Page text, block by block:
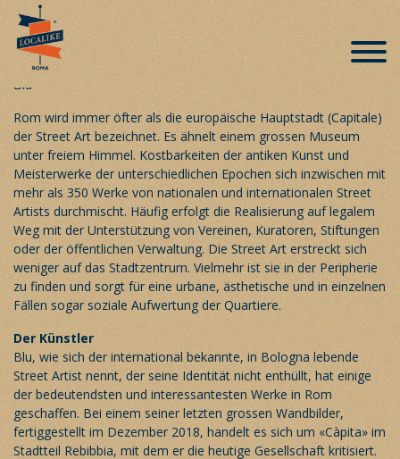
Street Art – das Càpita(l) von Blu
Veröffentlicht am 23. Oktober 2019
Rom wird immer öfter als die europäische Hauptstadt (Capitale)
der Street Art bezeichnet. Es ähnelt einem grossen Museum
unter freiem Himmel. Kostbarkeiten der antiken Kunst und
Meisterwerke der unterschiedlichen Epochen sich inzwischen mit
mehr als 350 Werke von nationalen und internationalen Street
Artists durchmischt. Häufig erfolgt die Realisierung auf legalem
Weg mit der Unterstützung von Vereinen, Kuratoren, Stiftungen
oder der öffentlichen Verwaltung. Die Street Art erstreckt sich
weniger auf das Stadtzentrum. Vielmehr ist sie in der Peripherie
zu finden und sorgt für eine urbane, ästhetische und in einzelnen
Fällen sogar soziale Aufwertung der Quartiere.
Der Künstler
Blu, wie sich der international bekannte, in Bologna lebende
Street Artist nennt, der seine Identität nicht enthüllt, hat einige
der bedeutendsten und interessantesten Werke in Rom
geschaffen. Bei einem seiner letzten grossen Wandbilder,
fertiggestellt im Dezember 2018, handelt es sich um «Càpita» im
Stadtteil Rebibbia, mit dem er die heutige Gesellschaft kritisiert.